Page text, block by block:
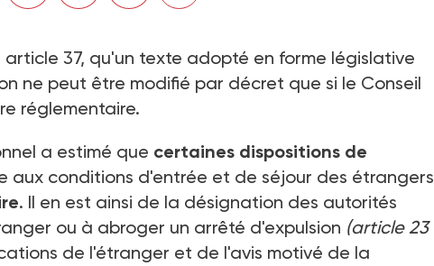
37, qu'un texte adopté en forme législative
ne peut être modifié par décret que si le Conseil
réglementaire.
a estimé que certaines dispositions de
aux conditions d'entrée et de séjour des étrangers
. Il en est ainsi de la désignation des autorités
ou à abroger un arrêté d'expulsion (article 23
de l'étranger et de l'avis motivé de la